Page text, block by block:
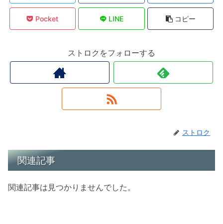
Pocket LINE コピー
ストロクをフォローする
ストロク
関連記事
関連記事は見つかりませんでした。